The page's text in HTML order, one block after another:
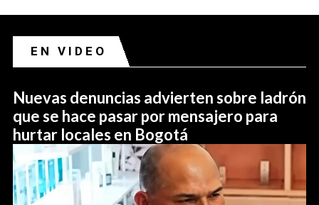
EN VIDEO
Nuevas denuncias advierten sobre ladrón
que se hace pasar por mensajero para
hurtar locales en Bogotá